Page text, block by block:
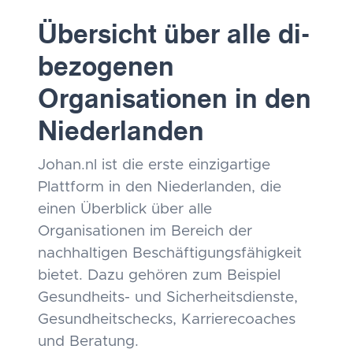
Übersicht über alle di-
bezogenen
Organisationen in den
Niederlanden
Johan.nl ist die erste einzigartige
Plattform in den Niederlanden, die
einen Überblick über alle
Organisationen im Bereich der
nachhaltigen Beschäftigungsfähigkeit
bietet. Dazu gehören zum Beispiel
Gesundheits- und Sicherheitsdienste,
Gesundheitschecks, Karrierecoaches
und Beratung.